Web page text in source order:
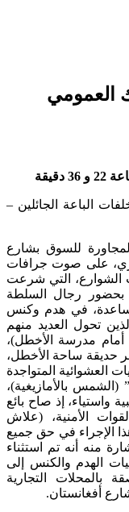
العمومي
الباعة الجائلين –
للسوق بشارع
الاثنين 14 أبريل الجاري، على صوت جرافات
الشوارع، التي شرعت
بحضور رجال السلطة
في هدم وكنس
تحول العديد منهم
أمام مدرسة الأخطل)،
حديقة ساحة الأخطل،
العشوائية المتواجدة
بالأمازيغية)،
إذ صاح بائع
الأمنية، (علاش
الإجراء في حق جميع
منه أنه تم استثناء
الهدم والكنس إلى
بالمحلات التجارية
أفغانستان.